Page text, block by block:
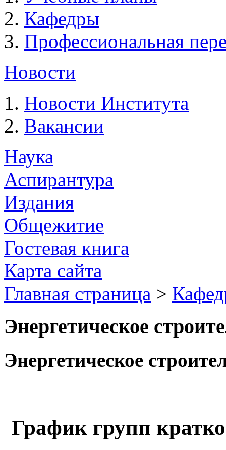
Кафедры
Профессиональная
Новости
Новости Института
Вакансии
Наука
Аспирантура
Издания
Общежитие
Гостевая книга
Карта сайта
Главная страница >
Энергетическое
Энергетическое
График групп